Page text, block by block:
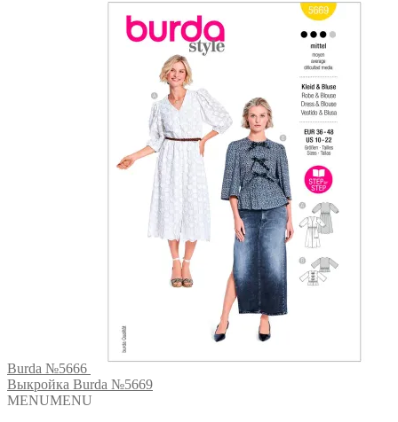
Burda №5666
Выкройка Burda №5669
MENUMENU